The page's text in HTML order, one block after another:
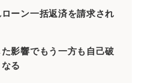
ーン一括返済を請求され
影響でもう一方も自己破
る